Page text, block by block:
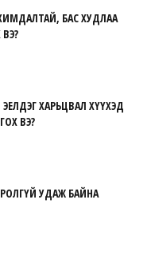
БАС ХУДЛАА
ЭЕЛДЭГ ХАРЬЦВАЛ ХҮҮХЭД
ВЭ?
УДАЖ БАЙНА